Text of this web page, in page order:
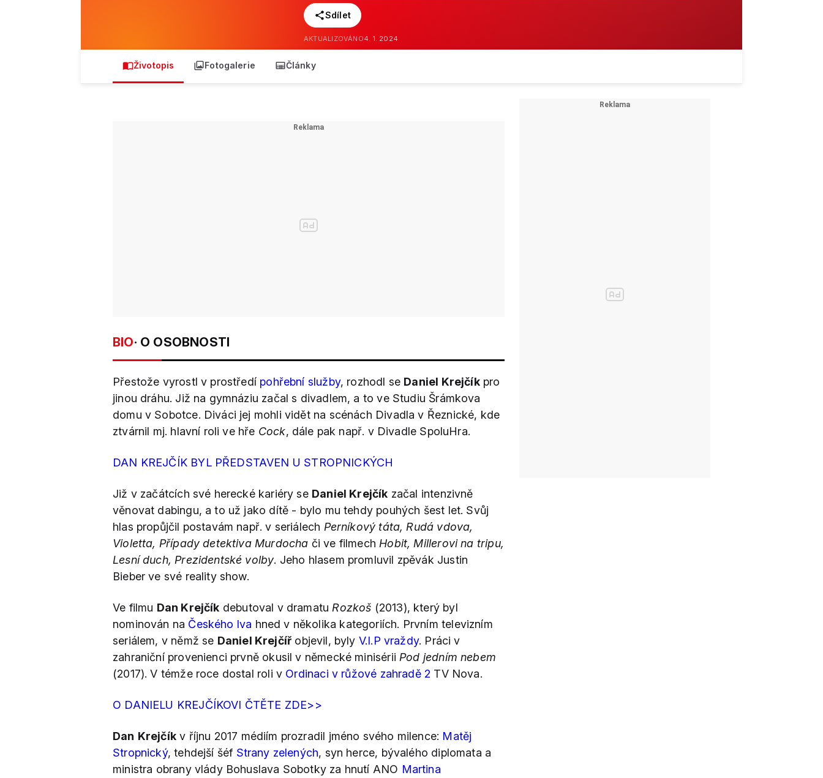
Sdílet
AKTUALIZOVÁNO4. 1. 2024
Životopis Fotogalerie Články
BIO· O OSOBNOSTI
Přestože vyrostl v prostředí pohřební služby, rozhodl se Daniel Krejčíkpro
jinou dráhu. Již na gymnáziu začal s divadlem, a to ve Studiu Šrámkova
domu v Sobotce. Diváci jej mohli vidět na scénách Divadla v Řeznické, kde
ztvárnil mj. hlavní roli ve hře Cock, dále pak např. v Divadle SpoluHra.
DAN KREJČÍK BYL PŘEDSTAVEN U STROPNICKÝCH
Již v začátcích své herecké kariéry se Daniel Krejčík začal intenzivně
věnovat dabingu, a to už jako dítě - bylo mu tehdy pouhých šest let. Svůj
hlas propůjčil postavám např. v seriálech Perníkový táta, Rudá vdova,
Violetta, Případy detektiva Murdocha či ve filmech Hobit, Millerovi na tripu,
Lesní duch, Prezidentské volby. Jeho hlasem promluvil zpěvák Justin
Bieber ve své reality show.
Ve filmu Dan Krejčík debutoval v dramatu Rozkoš (2013), který byl
nominován na Českého lva hned v několika kategoriích. Prvním televizním
seriálem, v němž se Daniel Krejčířobjevil, byly V.I.P vraždy. Práci v
zahraniční provenienci prvně okusil v německé minisérii Pod jedním nebem
(2017). V témže roce dostal roli v Ordinaci v růžové zahradě 2 TV Nova.
O DANIELU KREJČÍKOVI ČTĚTE ZDE>>
Dan Krejčík v říjnu 2017 médiím prozradil jméno svého milence: Matěj
Stropnický, tehdejší šéf Strany zelených, syn herce, bývalého diplomata a
ministra obrany vlády Bohuslava Sobotky za hnutí ANO Martina